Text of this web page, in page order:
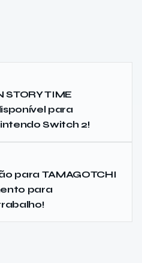
TIME
para
Switch 2!
para TAMAGOTCHI
para